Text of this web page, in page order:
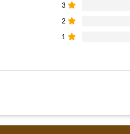
3
2
1
“Quầy thu ngân chữ U